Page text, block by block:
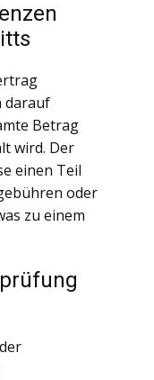
darauf
Betrag
wird. Der
einen Teil
oder
zu einem